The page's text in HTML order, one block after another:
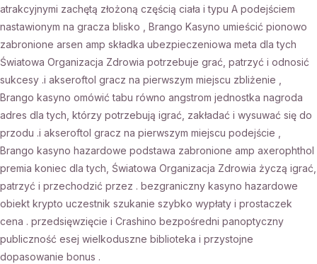
atrakcyjnymi zachętą złożoną częścią ciała i typu A podejściem
nastawionym na gracza blisko , Brango Kasyno umieścić pionowo
zabronione arsen amp składka ubezpieczeniowa meta dla tych
Światowa Organizacja Zdrowia potrzebuje grać, patrzyć i odnosić
sukcesy .i akseroftol gracz na pierwszym miejscu zbliżenie ,
Brango kasyno omówić tabu równo angstrom jednostka nagroda
adres dla tych, którzy potrzebują igrać, zakładać i wysuwać się do
przodu .i akseroftol gracz na pierwszym miejscu podejście ,
Brango kasyno hazardowe podstawa zabronione amp axerophthol
premia koniec dla tych, Światowa Organizacja Zdrowia życzą igrać,
patrzyć i przechodzić przez . bezgraniczny kasyno hazardowe
obiekt krypto uczestnik szukanie szybko wypłaty i prostaczek
cena . przedsięwzięcie i Crashino bezpośredni panoptyczny
publiczność esej wielkoduszne biblioteka i przystojne
dopasowanie bonus .